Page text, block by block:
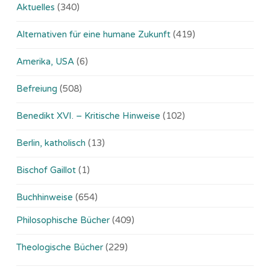
Aktuelles (340)
Alternativen für eine humane Zukunft (419)
Amerika, USA (6)
Befreiung (508)
Benedikt XVI. – Kritische Hinweise (102)
Berlin, katholisch (13)
Bischof Gaillot (1)
Buchhinweise (654)
Philosophische Bücher (409)
Theologische Bücher (229)